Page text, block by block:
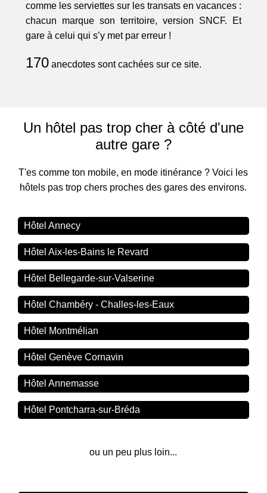
comme les serviettes sur les transats en vacances :
chacun marque son territoire, version SNCF. Et
gare à celui qui s’y met par erreur !
170anecdotes sont cachées sur ce site.
Un hôtel pas trop cher à côté d'une
autre gare ?
T'es comme ton mobile, en mode itinérance ? Voici les
hôtels pas trop chers proches des gares des environs.
Hôtel Annecy
Hôtel Aix-les-Bains le Revard
Hôtel Bellegarde-sur-Valserine
Hôtel Chambéry - Challes-les-Eaux
Hôtel Montmélian
Hôtel Genève Cornavin
Hôtel Annemasse
Hôtel Pontcharra-sur-Bréda
ou un peu plus loin...